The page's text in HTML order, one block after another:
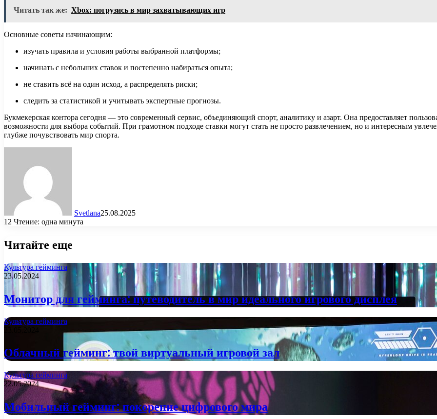
Читать так же: Xbox: погрузись в мир захватывающих игр
Основные советы начинающим:
изучать правила и условия работы выбранной платформы;
начинать с небольших ставок и постепенно набираться опыта;
не ставить всё на один исход, а распределять риски;
следить за статистикой и учитывать экспертные прогнозы.
Букмекерская контора сегодня — это современный сервис, объединяющий спорт, аналитику и азарт. Она предоставляет
возможности для выбора событий. При грамотном подходе ставки могут стать не просто развлечением, но и интересным
глубже почувствовать мир спорта.
Svetlana25.08.2025
12 Чтение: одна минута
Читайте еще
Культура гейминга
23.05.2024
Монитор для гейминга: путеводитель в мир идеального игрового дисплея
Культура гейминга
Облачный гейминг: твой виртуальный игровой зал
Культура гейминга
22.05.2024
Мобильный гейминг: покорение цифрового мира